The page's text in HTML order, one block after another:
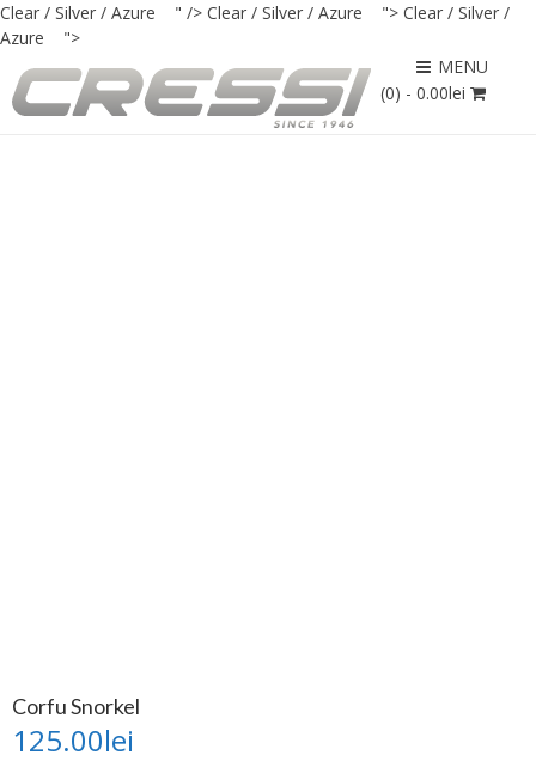
Clear / Silver / Azure " /> Clear / Silver / Azure "> Clear / Silver /
Azure ">
(0) - 0.00lei
MENU
Corfu Snorkel
125.00lei